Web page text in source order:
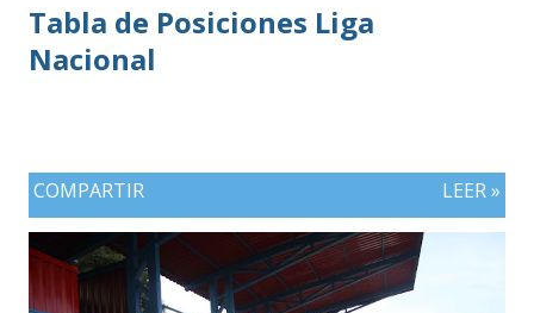
Tabla de Posiciones Liga
Nacional
COMPARTIR LEER »